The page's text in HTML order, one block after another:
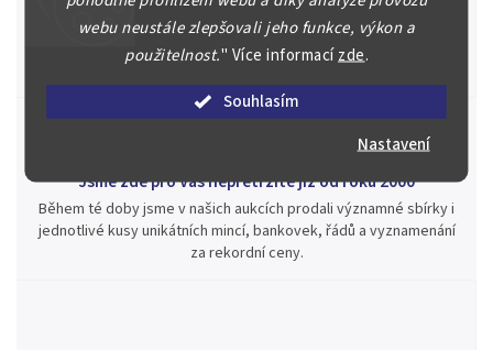
webu neustále zlepšovali jeho funkce, výkon a
použitelnost." Více informacízde.
Souhlasím
Nastavení
Náš kolektiv specialistů a znalců se Vám bude plně věnovat.
Posoudíme kvalitu a pravost Vašeho materiálu, prodáme v naší
aukci nebo Vám poradíme kam investovat.
Jsme zde pro Vás nepřetržitě již od roku 2000
Během té doby jsme v našich aukcích prodali významné sbírky i
jednotlivé kusy unikátních mincí, bankovek, řádů a vyznamenání
za rekordní ceny.